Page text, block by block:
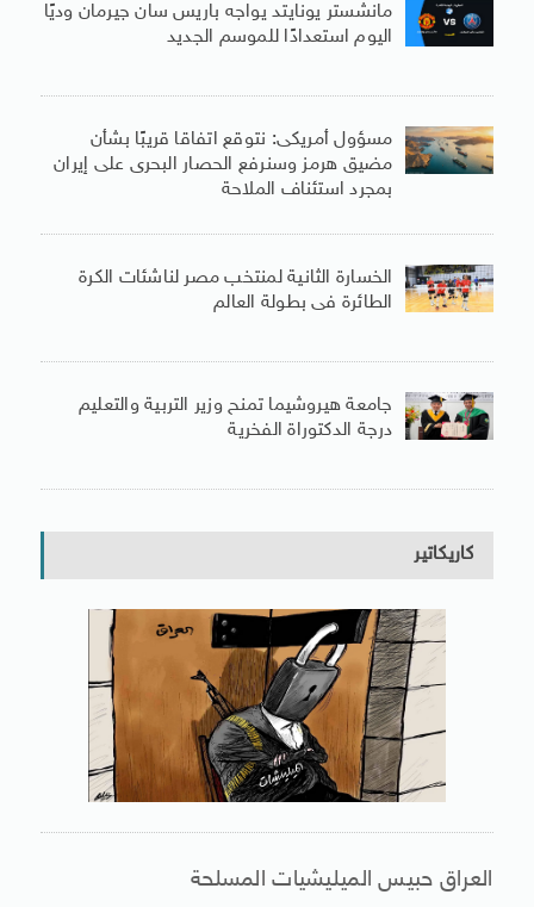
مانشستر يونايتد يواجه باريس سان جيرمان وديًا
اليوم استعدادًا للموسم الجديد
مسؤول أمريكى: نتوقع اتفاقا قريبًا بشأن
مضيق هرمز وسنرفع الحصار البحرى على إيران
بمجرد استئناف الملاحة
الخسارة الثانية لمنتخب مصر لناشئات الكرة
الطائرة فى بطولة العالم
جامعة هيروشيما تمنح وزير التربية والتعليم
درجة الدكتوراة الفخرية
كاريكاتير
العراق حبيس الميليشيات المسلحة